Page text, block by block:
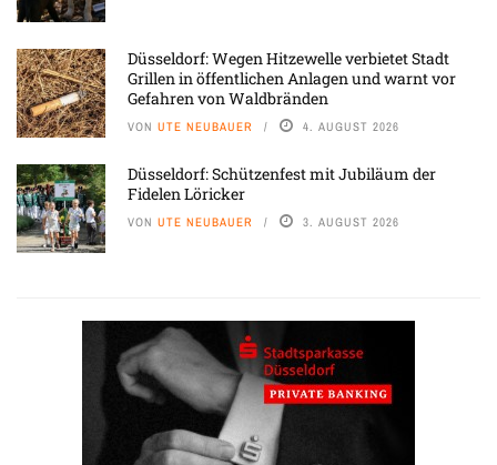
Düsseldorf: Wegen Hitzewelle verbietet Stadt
Grillen in öffentlichen Anlagen und warnt vor
Gefahren von Waldbränden
VON UTE NEUBAUER 4. AUGUST 2026
Düsseldorf: Schützenfest mit Jubiläum der
Fidelen Löricker
VON UTE NEUBAUER 3. AUGUST 2026